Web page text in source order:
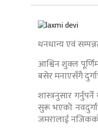
धनधान्य एवं
आश्विन शुक्ल
बसेर मनाएसँगै
शास्त्रनुसार
सुरू भएको
जमरालाई